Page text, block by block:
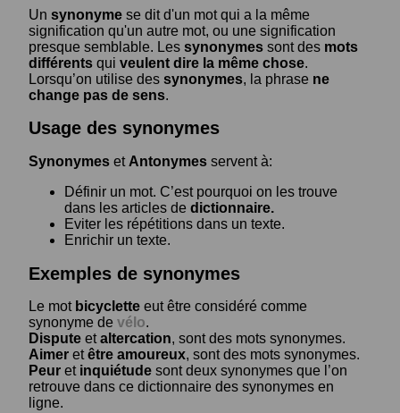
Un synonyme se dit d'un mot qui a la même
signification qu'un autre mot, ou une signification
presque semblable. Les synonymes sont des mots
différents qui veulent dire la même chose.
Lorsqu’on utilise des synonymes, la phrase ne
change pas de sens.
Usage des synonymes
Synonymes et Antonymes servent à:
Définir un mot. C’est pourquoi on les trouve
dans les articles de dictionnaire.
Eviter les répétitions dans un texte.
Enrichir un texte.
Exemples de synonymes
Le mot bicyclette eut être considéré comme
synonyme de vélo.
Dispute etaltercation, sont des mots synonymes.
Aimer etêtre amoureux, sont des mots synonymes.
Peur et inquiétude sont deux synonymes que l’on
retrouve dans ce dictionnaire des synonymes en
ligne.